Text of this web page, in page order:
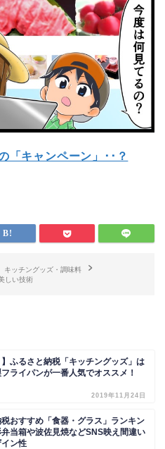
「キャンペーン」･･？
キッチングッズ・調味料
しい技術
】ふるさと納税「キッチングッズ」は
ライパンが一番人気でオススメ！
2019年11月24日
おすすめ「食器・グラス」ランキン
当箱や波佐見焼などSNS映え間違い
ン性